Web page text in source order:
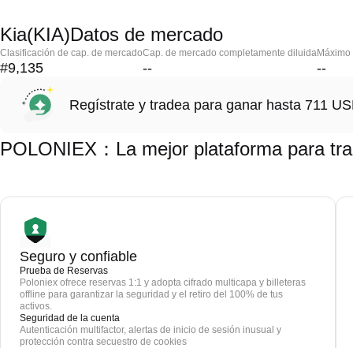
Kia(KIA)Datos de mercado
Clasificación de cap. de mercado
#9,135
Cap. de mercado completamente diluida
-- --
Regístrate y tradea para ganar hasta 711
POLONIEX：La mejor plataforma para
Seguro y confiable
Prueba de Reservas
Poloniex ofrece reservas 1:1 y adopta cifrado multicapa y billeteras
offline para garantizar la seguridad y el retiro del 100% de tus
activos.
Seguridad de la cuenta
Autenticación multifactor, alertas de inicio de sesión inusual y
protección contra secuestro de cookies